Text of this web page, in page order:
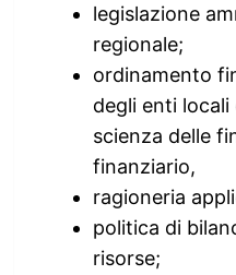
legislazione
regionale;
ordinamento
degli enti
scienza delle
finanziario,
ragioneria
politica di
risorse;